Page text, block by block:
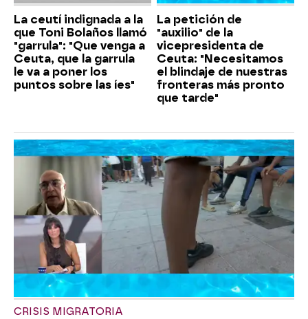
La ceutí indignada a la
que Toni Bolaños llamó
"garrula": "Que venga a
Ceuta, que la garrula
le va a poner los
puntos sobre las íes"
La petición de
"auxilio" de la
vicepresidenta de
Ceuta: "Necesitamos
el blindaje de nuestras
fronteras más pronto
que tarde"
CRISIS MIGRATORIA